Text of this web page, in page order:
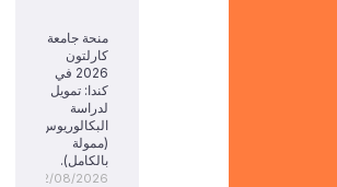
منحة جامعة
كارلتون
2026 في
كندا: تمويل
لدراسة
البكالوريوس
(ممولة
بالكامل).
02/08/2026